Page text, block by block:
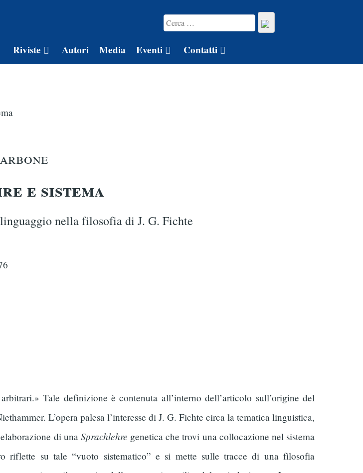
Riviste Autori Media Eventi Contatti
e sistema
nella filosofia di J. G. Fichte
Tale definizione è contenuta all’interno dell’articolo sull’origine del
L’opera palesa l’interesse di J. G. Fichte circa la tematica linguistica,
di una Sprachlehre genetica che trovi una collocazione nel sistema
riflette su tale “vuoto sistematico” e si mette sulle tracce di una filosofia